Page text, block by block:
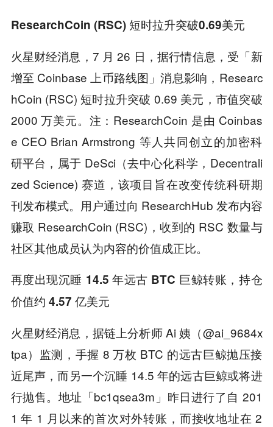
ResearchCoin (RSC) 短时拉升突破0.69美元
火星财经消息，7 月 26 日，据行情信息，受「新
增至 Coinbase 上币路线图」消息影响，Researc
hCoin (RSC) 短时拉升突破 0.69 美元，市值突破
2000 万美元。注：ResearchCoin 是由 Coinbas
e CEO Brian Armstrong 等人共同创立的加密科
研平台，属于 DeSci（去中心化科学，Decentrali
zed Science) 赛道，该项目旨在改变传统科研期
刊发布模式。用户通过向 ResearchHub 发布内容
赚取 ResearchCoin (RSC)，收到的 RSC 数量与
社区其他成员认为内容的价值成正比。
再度出现沉睡 14.5 年远古 BTC 巨鲸转账，持仓
价值约 4.57 亿美元
火星财经消息，据链上分析师 Ai 姨（@ai_9684x
tpa）监测，手握 8 万枚 BTC 的远古巨鲸抛压接
近尾声，而另一个沉睡 14.5 年的远古巨鲸或将进
行抛售。地址「bc1qsea3m」昨日进行了自 201
1 年 1 月以来的首次对外转账，而接收地址在 2